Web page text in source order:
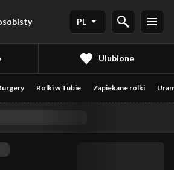
PL
Ulubione
Rolki w Tubie Zapiekane rolki